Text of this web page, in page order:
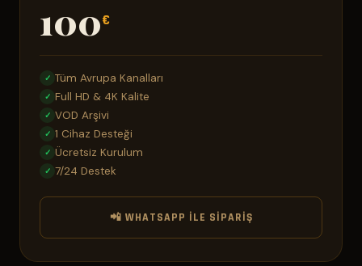
100€
✓ Tüm Avrupa Kanalları
✓ Full HD & 4K Kalite
✓ VOD Arşivi
✓ 1 Cihaz Desteği
✓ Ücretsiz Kurulum
✓ 7/24 Destek
📲 WHATSAPP ILE SIPARIŞ